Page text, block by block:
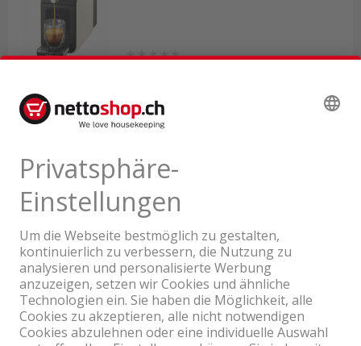
93.00
inkl. MwSt. & vRG
Ein Unternehmen der Coop Gruppe